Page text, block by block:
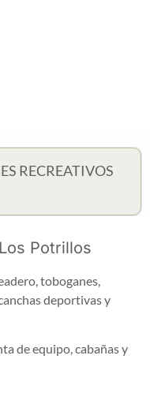
RECREATIVOS
Potrillos
toboganes,
deportivas y
de equipo, cabañas y